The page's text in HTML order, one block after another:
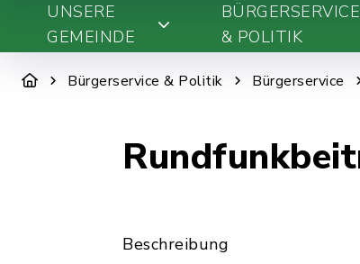
UNSERE
GEMEINDE
BÜRGERSERVICE
& POLITIK
Bürgerservice & Politik Bürgerservice
Beschreibung